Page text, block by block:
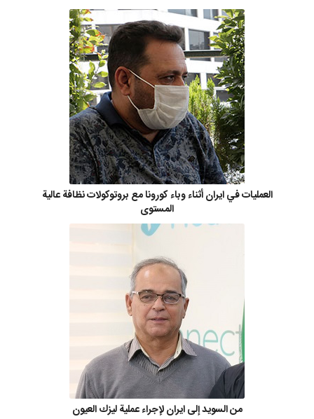
العمليات في ايران أثناء وباء كورونا مع بروتوكولات نظافة عالية
المستوى
من السويد إلى ايران لإجراء عملية ليزك العيون